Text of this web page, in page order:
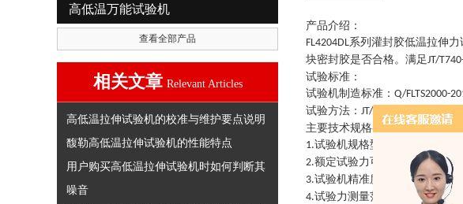
高低温万能试验机
查看全部产品
相关文章 Relevant Articles
高低温拉伸试验机的校准与维护要点说明
馥勒高低温拉伸试验机的性能特点
用户购买高低温拉伸试验机时如何判断其
噪音
产品介绍：
FL4204DL系列 灌封胶低温拉伸力
块密封胶是否合格。 满足JT/
试验标准：
试验机制造标准 ： Q/FLTS2000-
试验方法 ： JT/T740-2015 《路面
主要技术规格参数：
1.试验机规格型号
2.额定试验力可选 20KN；
3.试验机精准度等级 ：1级/0.5级
4.试验力测量范围 0.2%-100%FS